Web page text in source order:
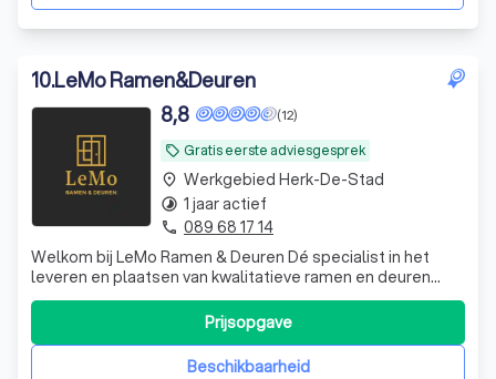
10.LeMo Ramen&Deuren
local_offer Gratis eerste adviesgesprek
(12)
8,8
Welkom bij LeMo Ramen & Deuren Dé specialist in het
leveren en plaatsen van kwalitatieve ramen en deuren
vanuit Limburg. Wij combineren vakmanschap,
duurzaamheid en een perfecte afwerking om elk project
tot in de puntjes af te ronden. Met jaren ervaring in de
sector weten wij dat elk project unie
Beschikbaarheid
Prijsopgave
place Werkgebied Herk-De-Stad
timelapse 1 jaar actief
phone 089 68 17 14